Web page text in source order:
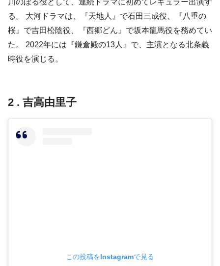
る。 大河ドラマは、『天地人』で石田三成役、『八重の
桜』で吉田松陰役、『西郷どん』で坂本龍馬役を務めてい
た。 2022年には『鎌倉殿の13人』で、主演となる北条義
時役を演じる。
2 . 吉高由里子
この投稿をInstagramで見る